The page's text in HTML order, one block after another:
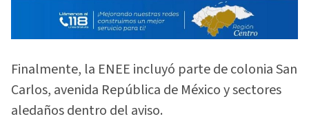
Finalmente, la ENEE incluyó parte de colonia San
Carlos, avenida República de México y sectores
aledaños dentro del aviso.